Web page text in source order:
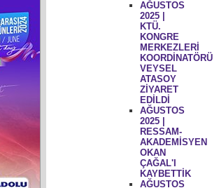
AĞUSTOS
2025 |
KTÜ.
KONGRE
MERKEZLERİ
KOORDİNATÖRÜ
VEYSEL
ATASOY
ZİYARET
EDİLDİ
AĞUSTOS
2025 |
RESSAM-
AKADEMİSYEN
OKAN
ÇAĞAL'I
KAYBETTİK
AĞUSTOS